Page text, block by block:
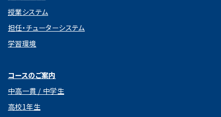
授業システム
担任・チューターシステム
学習環境
コースのご案内
中高一貫 / 中学生
高校1年生